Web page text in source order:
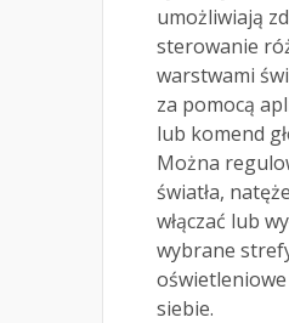
umożliwiają
sterowanie
warstwami
za pomocą
lub komend
Można
światła,
włączać lub
wybrane
siebie.